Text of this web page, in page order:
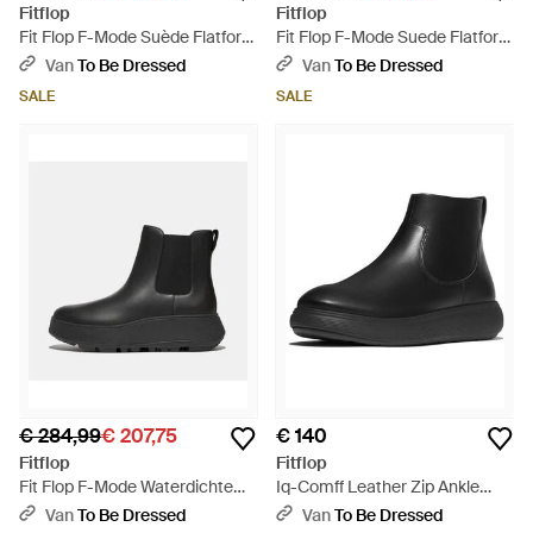
Fitflop
Fit Flop F-Mode Suède Flatform
Winterlaarzen - Bruin
VanTo Be Dressed
SALE
Fitflop
Fit Flop F-Mode Suede Flatform
Chelsea Laarzen (Tan) - Bruin
VanTo Be Dressed
SALE
€ 284,99€ 207,75
Fitflop
Fit Flop F-Mode Waterdichte
Leren Flatform Chelsea Boots -
VanTo Be Dressed
€ 140
Fitflop
Iq-Comff Leather Zip Ankle
Boots - Zwart
VanTo Be Dressed